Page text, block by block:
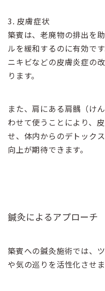
3. 皮膚症状
築賓は、老廃物の排出を
ルを緩和するのに有効で
ニキビなどの皮膚炎症の
ります。
また、肩にある肩髃（け
わせて使うことにより、
せ、体内からのデトック
向上が期待できます。
鍼灸によるアプローチ
築賓への鍼灸施術では、
や気の巡りを活性化させま